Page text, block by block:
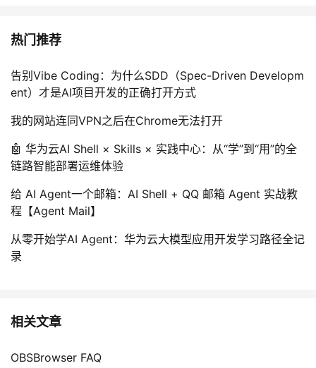
热门推荐
告别Vibe Coding：为什么SDD（Spec-Driven Developm
ent）才是AI项目开发的正确打开方式
我的网站连同VPN之后在Chrome无法打开
🤖 华为云AI Shell × Skills × 实践中心：从“学”到“用”的全
链路智能部署运维体验
给 AI Agent一个邮箱：AI Shell + QQ 邮箱 Agent 实战教
程【Agent Mail】
从零开始学AI Agent：华为云大模型应用开发学习路径全记
录
相关文章
OBSBrowser FAQ